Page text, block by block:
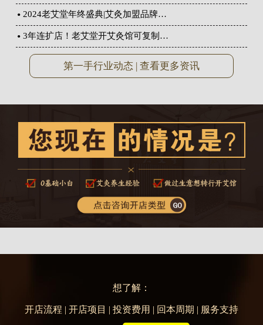
2024老艾堂年终盛典|艾灸加盟品牌…
3年连扩店！老艾堂开艾灸馆可复制…
第一手行业动态 | 查看更多资讯
想了解：
开店流程 | 开店项目 | 投资费用 | 回本周期 | 服务支持